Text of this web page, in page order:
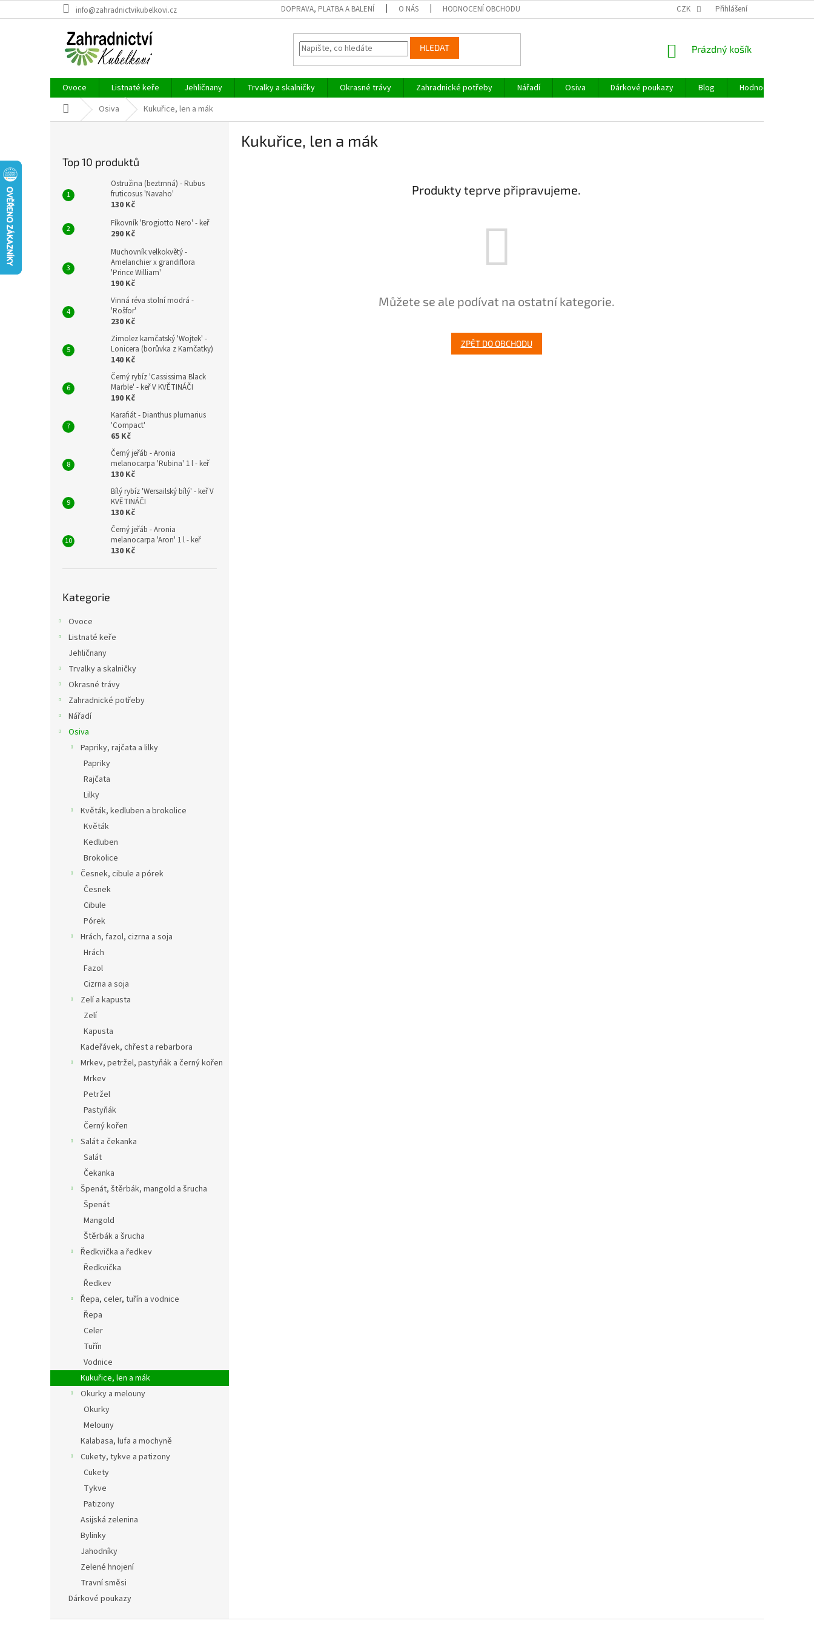
na
info@zahradnictvikubelkovi.cz DOPRAVA, PLATBA A BALENÍ O NÁS HODNOCENÍ OBCHODU CZK Přihlášení
HLEDAT
NÁKUPNÍ
Prázdný košík
Ovoce Listnaté keře Jehličnany Trvalky a skalničky Okrasné trávy Zahradnické potřeby Nářadí Osiva Dárkové poukazy Blog
Hodnocení obchodu
Domů Osiva Kukuřice, len a mák
Top 10 produktů
Ostružina (beztrnná) - Rubus
fruticosus 'Navaho'
130 Kč
Fíkovník 'Brogiotto Nero' - keř
290 Kč
Muchovník velkokvětý -
Amelanchier x grandiflora
'Prince William'
190 Kč
Vinná réva stolní modrá -
'Rošfor'
230 Kč
Zimolez kamčatský 'Wojtek' -
Lonicera (borůvka z Kamčatky)
140 Kč
Černý rybíz 'Cassissima Black
Marble' - keř V KVĚTINÁČI
190 Kč
Karafiát - Dianthus plumarius
'Compact'
65 Kč
Černý jeřáb - Aronia
melanocarpa 'Rubina' 1 l - keř
130 Kč
Bílý rybíz 'Wersailský bílý' - keř V
KVĚTINÁČI
130 Kč
Černý jeřáb - Aronia
melanocarpa 'Aron' 1 l - keř
130 Kč
kategorie
Kategorie
Ovoce
Listnaté keře
Jehličnany
Trvalky a skalničky
Okrasné trávy
Zahradnické potřeby
Nářadí
Osiva
Papriky, rajčata a lilky
Papriky
Rajčata
Lilky
Květák, kedluben a brokolice
Květák
Kedluben
Brokolice
Česnek, cibule a pórek
Česnek
Cibule
Pórek
Hrách, fazol, cizrna a soja
Hrách
Fazol
Cizrna a soja
Zelí a kapusta
Zelí
Kapusta
Kadeřávek, chřest a rebarbora
Mrkev, petržel, pastyňák a černý kořen
Mrkev
Petržel
Pastyňák
Černý kořen
Salát a čekanka
Salát
Čekanka
Špenát, štěrbák, mangold a šrucha
Špenát
Mangold
Štěrbák a šrucha
Ředkvička a ředkev
Ředkvička
Ředkev
Řepa, celer, tuřín a vodnice
Řepa
Celer
Tuřín
Vodnice
Kukuřice, len a mák
Okurky a melouny
Okurky
Melouny
Kalabasa, lufa a mochyně
Cukety, tykve a patizony
Cukety
Tykve
Patizony
Asijská zelenina
Bylinky
Jahodníky
Zelené hnojení
Travní směsi
Dárkové poukazy
Kukuřice, len a mák
Produkty teprve připravujeme.
Můžete se ale podívat na ostatní kategorie.
ZPĚT DO OBCHODU